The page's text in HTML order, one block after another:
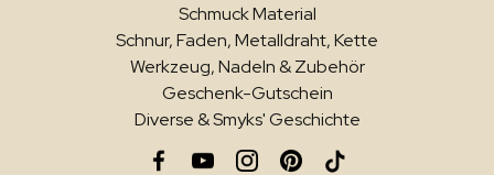
Schmuck Material
Schnur, Faden, Metalldraht, Kette
Werkzeug, Nadeln & Zubehör
Geschenk-Gutschein
Diverse & Smyks' Geschichte